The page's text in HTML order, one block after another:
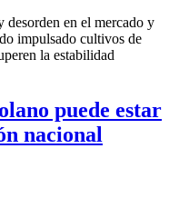
desorden en el mercado y
impulsado cultivos de
la estabilidad
puede estar
nacional